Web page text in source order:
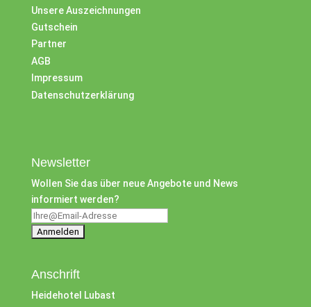
Unsere Auszeichnungen
Gutschein
Partner
AGB
Impressum
Datenschutzerklärung
Newsletter
Wollen Sie das über neue Angebote und News
informiert werden?
Anschrift
Heidehotel Lubast